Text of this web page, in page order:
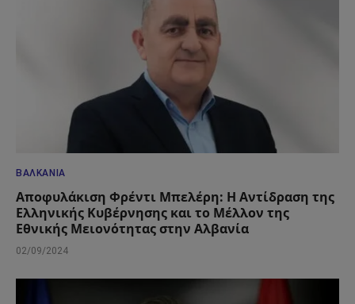
ΒΑΛΚΆΝΙΑ
Αποφυλάκιση Φρέντι Μπελέρη: Η Αντίδραση της
Ελληνικής Κυβέρνησης και το Μέλλον της
Εθνικής Μειονότητας στην Αλβανία
02/09/2024